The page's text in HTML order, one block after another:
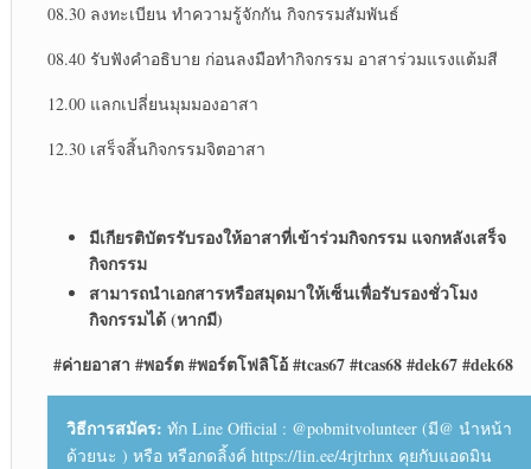
08.30 ลงทะเบียน ทำความรู้จักกัน กิจกรรมสัมพันธ์
08.40 รับฟังคำอธิบาย ก่อนลงมือทำกิจกรรม อาสาร่วมแรงแต้มสี
12.00 แลกเปลี่ยนมุมมองอาสา
12.30 เสร็จสิ้นกิจกรรมจิตอาสา
มีเกียรติบัตรรับรองให้อาสาที่เข้าร่วมกิจกรรม แจกหลังเสร็จ
กิจกรรม
สามารถนำเอกสารหรือสมุดมาให้เซ็นเพื่อรับรองชั่วโมง
กิจกรรมได้ (หากมี)
#ค่ายอาสา #พอร์ต #พอร์ตโฟลิโอ้ #tcas67 #tcas68 #dek67 #dek68
วิธีการสมัคร: ทัก Line Official : @pobmitvolunteer (มี@ นำหน้า
ด้วยนะ ) หรือ หรือกดลิ้งค์ https://lin.ee/4rjtrhnx คุยกับแอดมิน